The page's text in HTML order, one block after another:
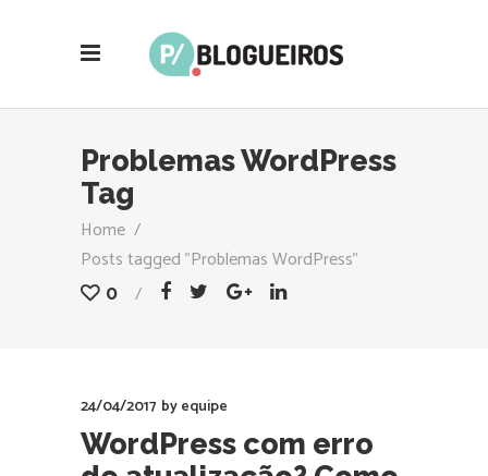
Problemas WordPress
Tag
Home /
Posts tagged "Problemas WordPress"
0
24/04/2017 byequipe
WordPress com erro